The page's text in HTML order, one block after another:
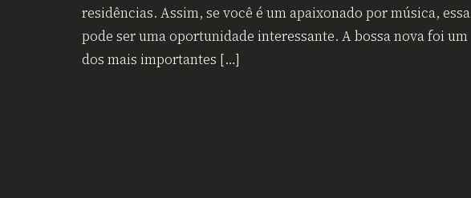
residências. Assim, se você é um apaixonado por música, essa
pode ser uma oportunidade interessante. A bossa nova foi um
dos mais importantes […]